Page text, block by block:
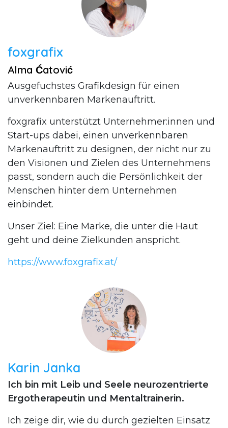
foxgrafix
Alma Ćatović
Ausgefuchstes Grafikdesign für einen
unverkennbaren Markenauftritt.
foxgrafix unterstützt Unternehmer:innen und
Start-ups dabei, einen unverkennbaren
Markenauftritt zu designen, der nicht nur zu
den Visionen und Zielen des Unternehmens
passt, sondern auch die Persönlichkeit der
Menschen hinter dem Unternehmen
einbindet.
Unser Ziel: Eine Marke, die unter die Haut
geht und deine Zielkunden anspricht.
https://www.foxgrafix.at/
Karin Janka
Ich bin mit Leib und Seele neurozentrierte
Ergotherapeutin und Mentaltrainerin.
Ich zeige dir, wie du durch gezielten Einsatz